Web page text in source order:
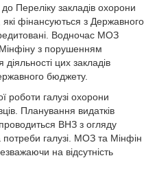
Переліку закладів охорони
які фінансуються з Державного
Водночас МОЗ
Мінфіну з порушенням
цих закладів
бюджету.
роботи галузі охорони
Планування видатків
ВНЗ з огляду
галузі. МОЗ та Мінфін
на відсутність